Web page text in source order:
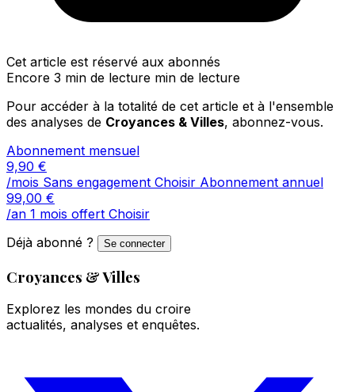
Cet article est réservé aux abonnés
Encore 3 min de lecture min de lecture
Pour accéder à la totalité de cet article et à l'ensemble
des analyses de Croyances & Villes, abonnez-vous.
Abonnement mensuel
9,90 €
/mois Sans engagement Choisir Abonnement annuel
99,00 €
/an 1 mois offert Choisir
Déjà abonné ?
Se connecter
Croyances & Villes
Explorez les mondes du croire
actualités, analyses et enquêtes.